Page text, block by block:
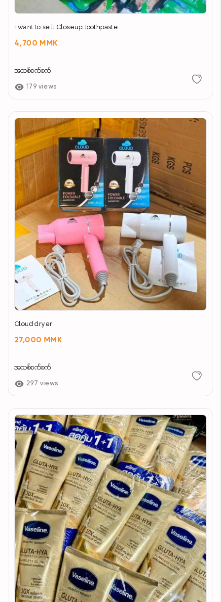
I want to sell Closeup toothpaste
4,700 MMK
အသစ်စက်စက်
179 views
Cloud dryer
27,000 MMK
အသစ်စက်စက်
297 views